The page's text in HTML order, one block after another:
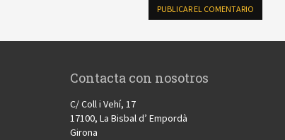
Contacta con nosotros
C/ Coll i Vehí, 17
17100, La Bisbal d’ Empordà
Girona